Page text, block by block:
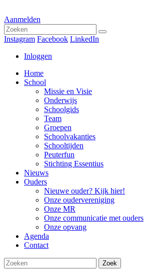
Aanmelden
Instagram Facebook LinkedIn
Inloggen
Home
School
Missie en Visie
Onderwijs
Schoolgids
Team
Groepen
Schoolvakanties
Schooltijden
Peuterfun
Stichting Essentius
Nieuws
Ouders
Nieuwe ouder? Kijk hier!
Onze oudervereniging
Onze MR
Onze communicatie met ouders
Onze opvang
Agenda
Contact
Zoek